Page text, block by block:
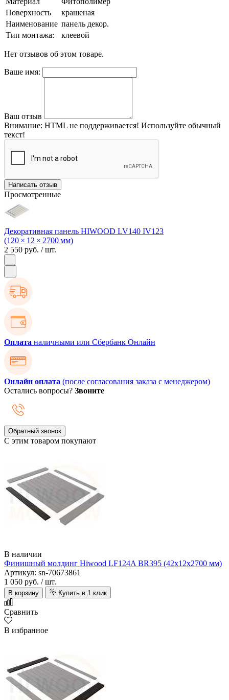
Поверхность
крашеная
Наименование панель декор.
Тип монтажа:
клеевой
Нет отзывов об этом товаре.
Ваше имя:
Ваш отзыв
Внимание: HTML не поддерживается! Используйте обычный
текст!
Написать отзыв
Просмотренные
Декоративная панель HIWOOD LV140 IV123
(120 × 12 × 2700 мм)
2 550 руб. / шт.
Оплата наличными или Сбербанк Онлайн
Онлайн оплата (после согласования заказа с менеджером)
Остались вопросы? Звоните
Обратный звонок
С этим товаром покупают
В наличии
Финишный молдинг Hiwood LF124A BR395 (42х12х2700 мм)
Артикул: sn-70673861
1 050 руб. / шт.
В корзину Купить в 1 клик
Сравнить
В избранное